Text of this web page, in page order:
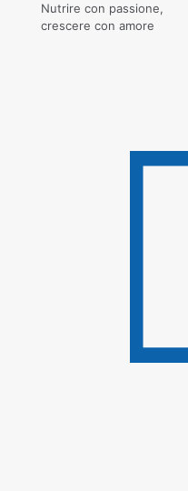
Nutrire con passione,
crescere con amore